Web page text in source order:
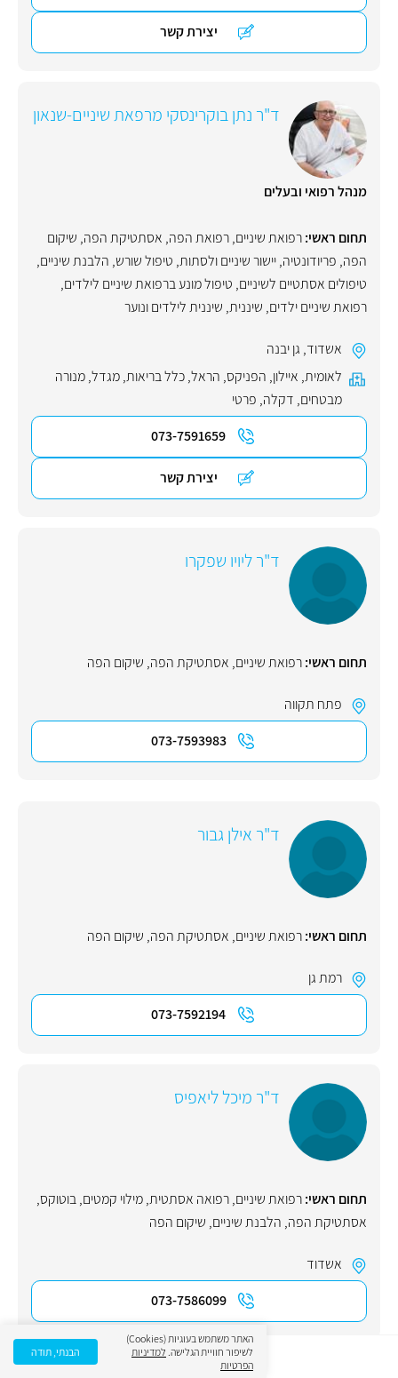
יצירת קשר
ד"ר נתן בוקרינסקי מרפאת שיניים-שנאון
מנהל רפואי ובעלים
תחום ראשי:רפואת שיניים,רפואת הפה, אסתטיקת הפה, שיקום
הפה, פריודונטיה,יישור שיניים ולסתות, טיפול שורש, הלבנת שיניים,
טיפולים אסתטיים לשיניים, טיפול מונע ברפואת שיניים לילדים,
רפואת שיניים ילדים, שיננית, שיננית לילדים ונוער
אשדוד, גן יבנה
לאומית, איילון, הפניקס, הראל,כלל בריאות,מגדל,מנורה
מבטחים, דקלה, פרטי
073-7591659
יצירת קשר
ד"ר ליויו שפקרו
תחום ראשי:רפואת שיניים, אסתטיקת הפה, שיקום הפה
פתח תקווה
073-7593983
ד"ר אילן גבור
תחום ראשי:רפואת שיניים, אסתטיקת הפה, שיקום הפה
רמת גן
073-7592194
ד"ר מיכל ליאפיס
תחום ראשי:רפואת שיניים,רפואה אסתטית,מילוי קמטים,בוטוקס,
אסתטיקת הפה, הלבנת שיניים, שיקום הפה
אשדוד
073-7586099
האתר משתמש בעוגיות (Cookies)
לשיפור חוויית הגלישה. למדיניות
הפרטיות
הבנתי, תודה